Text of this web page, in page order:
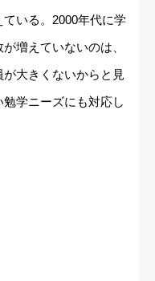
いる。2000年代に学
増えていないのは、
大きくないからと見
学ニーズにも対応し